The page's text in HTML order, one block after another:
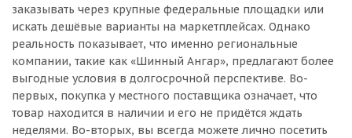
заказывать через крупные федеральные площадки или
искать дешёвые варианты на маркетплейсах. Однако
реальность показывает, что именно региональные
компании, такие как «Шинный Ангар», предлагают более
выгодные условия в долгосрочной перспективе. Во-
первых, покупка у местного поставщика означает, что
товар находится в наличии и его не придётся ждать
неделями. Во-вторых, вы всегда можете лично посетить